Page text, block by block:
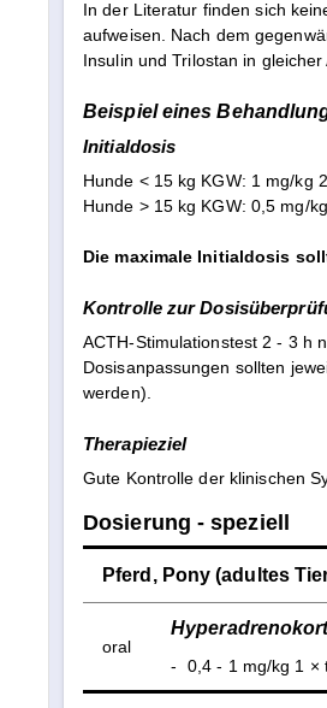
In der Literatur finden sich
aufweisen. Nach dem
Insulin und Trilostan in
Beispiel eines
Initialdosis
Hunde < 15 kg KGW: 1 mg/kg
Hunde > 15 kg KGW: 0,5 mg/
Die maximale Initialdosis
Kontrolle zur
ACTH-Stimulationstest 2 - 3 h
Dosisanpassungen sollten
werden).
Therapieziel
Gute Kontrolle der klinischen
Dosierung - speziell
Pferd, Pony (adultes
oral
- 0,4 - 1 mg/kg 1 ×